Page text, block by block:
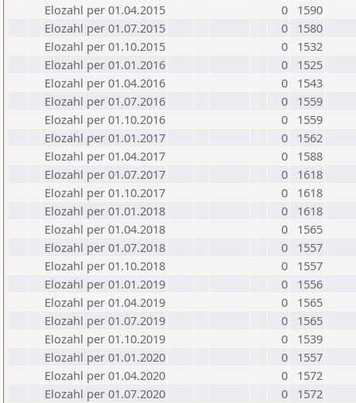
Elozahl per 01.04.2015
0
1590
Elozahl per 01.07.2015
0
1580
Elozahl per 01.10.2015
0
1532
Elozahl per 01.01.2016
0
1525
Elozahl per 01.04.2016
0
1543
Elozahl per 01.07.2016
0
1559
Elozahl per 01.10.2016
0
1559
Elozahl per 01.01.2017
0
1562
Elozahl per 01.04.2017
0
1588
Elozahl per 01.07.2017
0
1618
Elozahl per 01.10.2017
0
1618
Elozahl per 01.01.2018
0
1618
Elozahl per 01.04.2018
0
1565
Elozahl per 01.07.2018
0
1557
Elozahl per 01.10.2018
0
1557
Elozahl per 01.01.2019
0
1556
Elozahl per 01.04.2019
0
1565
Elozahl per 01.07.2019
0
1565
Elozahl per 01.10.2019
0
1539
Elozahl per 01.01.2020
0
1557
Elozahl per 01.04.2020
0
1572
Elozahl per 01.07.2020
0
1572